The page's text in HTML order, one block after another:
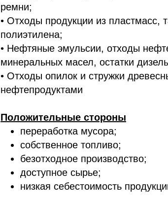
ремни;
• Отходы продукции из пластмасс,
полиэтилена;
• Нефтяные эмульсии, отходы
минеральных масел, остатки
• Отходы опилок и стружки
нефтепродуктами
Положительные стороны
переработка мусора;
собственное топливо;
безотходное производство;
доступное сырье;
низкая себестоимость